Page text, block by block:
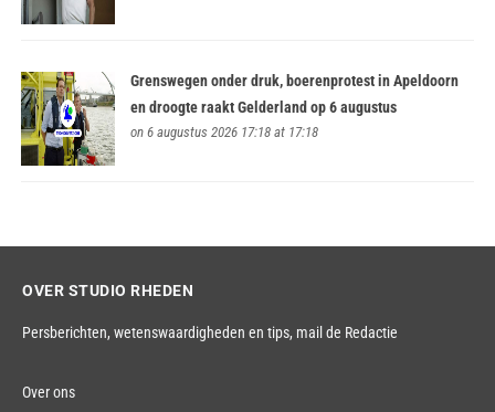
Grenswegen onder druk, boerenprotest in Apeldoorn
en droogte raakt Gelderland op 6 augustus
on 6 augustus 2026 17:18 at 17:18
OVER STUDIO RHEDEN
Persberichten, wetenswaardigheden en tips, mail de Redactie
Over ons